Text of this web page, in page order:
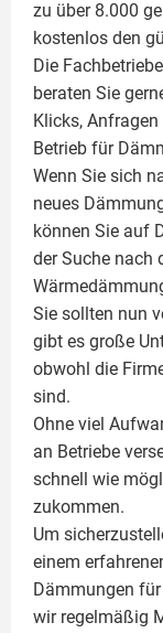
zu über 8.000
kostenlos den
Die
beraten Sie
Klicks,
Betrieb für
Wenn Sie sich
neues
können Sie auf
der Suche nach
Sie sollten nun
gibt es große
obwohl die
sind.
Ohne viel
an Betriebe
schnell wie
zukommen.
Um
einem
Dämmungen
wir regelmäßig